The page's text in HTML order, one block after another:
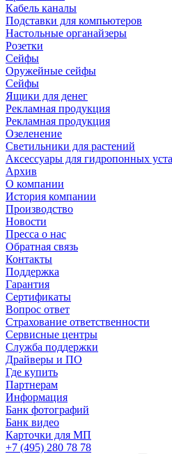
Кабель каналы
Подставки для компьютеров
Настольные органайзеры
Розетки
Сейфы
Оружейные сейфы
Сейфы
Ящики для денег
Рекламная продукция
Рекламная продукция
Озеленение
Светильники для растений
Аксессуары для гидропонных
Архив
О компании
История компании
Производство
Новости
Пресса о нас
Обратная связь
Контакты
Поддержка
Гарантия
Сертификаты
Вопрос ответ
Страхование ответственности
Сервисные центры
Служба поддержки
Драйверы и ПО
Где купить
Партнерам
Информация
Банк фотографий
Банк видео
Карточки для МП
+7 (495) 280 78 78